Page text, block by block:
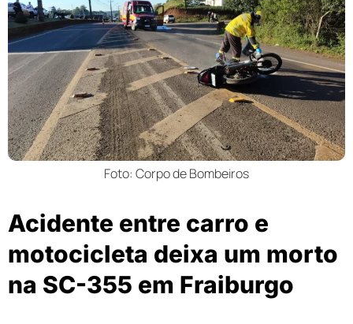
Foto: Corpo de Bombeiros
Acidente entre carro e
motocicleta deixa um morto
na SC-355 em Fraiburgo